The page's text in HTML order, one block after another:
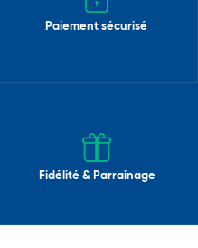
Paiement sécurisé
Fidélité & Parrainage